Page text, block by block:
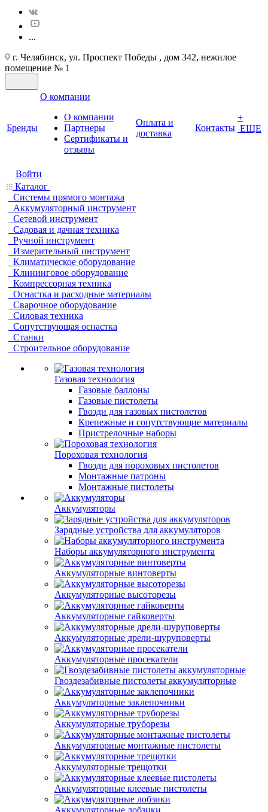
...
г. Челябинск, ул. Проспект Победы , дом 342, нежилое
помещение № 1
Бренды
О компании
О компании
Партнеры
Cертификаты и
отзывы
Оплата и
доставка
Контакты
+
ЕЩЕ
Войти
Каталог
Системы прямого монтажа
Аккумуляторный инструмент
Сетевой инструмент
Садовая и дачная техника
Ручной инструмент
Измерительный инструмент
Климатическое оборудование
Клининговое оборудование
Компрессорная техника
Оснастка и расходные материалы
Сварочное оборудование
Силовая техника
Сопутствующая оснастка
Станки
Строительное оборудование
Газовая технология
Газовые баллоны
Газовые пистолеты
Гвозди для газовых пистолетов
Крепежные и сопутствующие материалы
Пристрелочные наборы
Пороховая технология
Гвозди для пороховых пистолетов
Монтажные патроны
Монтажные пистолеты
Аккумуляторы
Зарядные устройства для аккумуляторов
Наборы аккумуляторного инструмента
Аккумуляторные винтоверты
Аккумуляторные высоторезы
Аккумуляторные гайковерты
Аккумуляторные дрели-шуруповерты
Аккумуляторные просекатели
Гвоздезабивные пистолеты аккумуляторные
Аккумуляторные заклепочники
Аккумуляторные труборезы
Аккумуляторные монтажные пистолеты
Аккумуляторные трещотки
Аккумуляторные клеевые пистолеты
Аккумуляторные лобзики